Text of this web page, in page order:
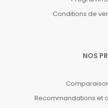
Conditions de
NOS
Recommandations et